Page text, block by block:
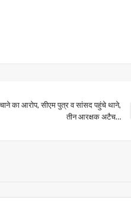
का आरोप, सीएम पुत्र व सांसद पहुंचे थाने,
तीन आरक्षक अटैच…